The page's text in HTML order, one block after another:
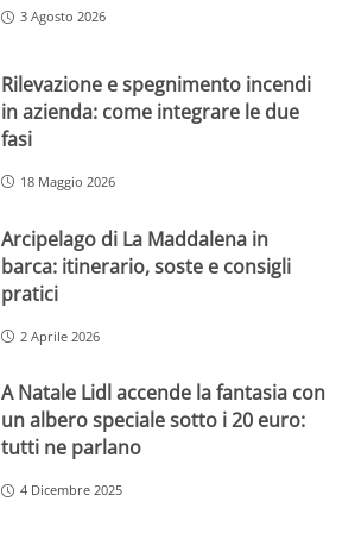
3 Agosto 2026
Rilevazione e spegnimento incendi
in azienda: come integrare le due
fasi
18 Maggio 2026
Arcipelago di La Maddalena in
barca: itinerario, soste e consigli
pratici
2 Aprile 2026
A Natale Lidl accende la fantasia con
un albero speciale sotto i 20 euro:
tutti ne parlano
4 Dicembre 2025